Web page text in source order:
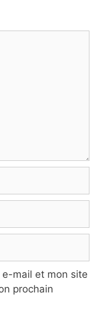
e-mail et mon site
prochain